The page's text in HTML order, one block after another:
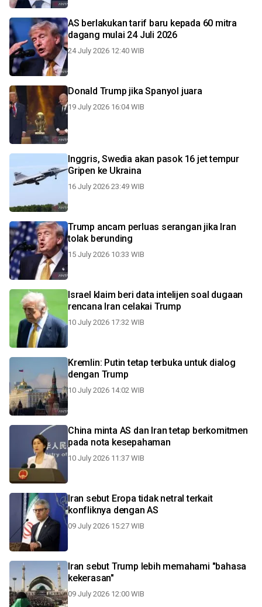
AS berlakukan tarif baru kepada 60 mitra
dagang mulai 24 Juli 2026
24 July 2026 12:40 WIB
Donald Trump jika Spanyol juara
19 July 2026 16:04 WIB
Inggris, Swedia akan pasok 16 jet tempur
Gripen ke Ukraina
16 July 2026 23:49 WIB
Trump ancam perluas serangan jika Iran
tolak berunding
15 July 2026 10:33 WIB
Israel klaim beri data intelijen soal dugaan
rencana Iran celakai Trump
10 July 2026 17:32 WIB
Kremlin: Putin tetap terbuka untuk dialog
dengan Trump
10 July 2026 14:02 WIB
China minta AS dan Iran tetap berkomitmen
pada nota kesepahaman
10 July 2026 11:37 WIB
Iran sebut Eropa tidak netral terkait
konfliknya dengan AS
09 July 2026 15:27 WIB
Iran sebut Trump lebih memahami "bahasa
kekerasan"
09 July 2026 12:00 WIB